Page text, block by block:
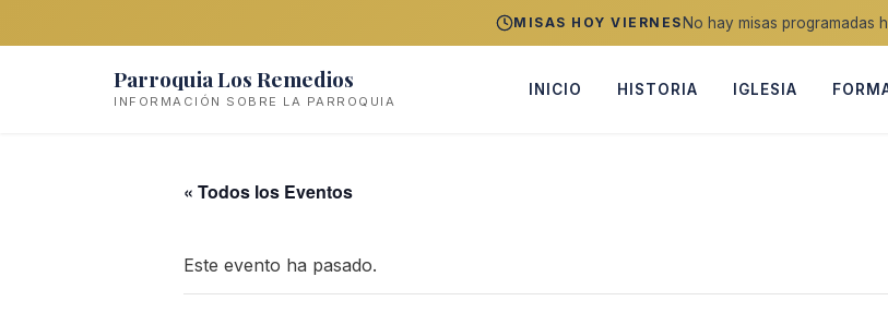
MISAS HOY VIERNESNo hay misas programadas
Parroquia Los Remedios
INFORMACIÓN SOBRE LA PARROQUIA
INICIO HISTORIA IGLESIA
« Todos los Eventos
Este evento ha pasado.